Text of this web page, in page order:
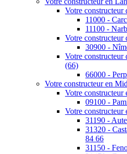
Votre constructeur
11000 -
11100 -
Votre constructeur
30900 -
Votre constructeur
(66)
66000 -
Votre constructeur en
Votre constructeur
09100 -
Votre constructeur
31190 -
31320 -
84 66
31150 -